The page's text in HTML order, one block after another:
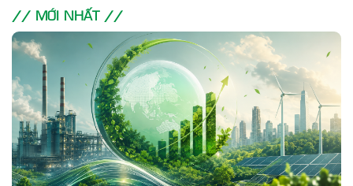
// MỚI NHẤT //